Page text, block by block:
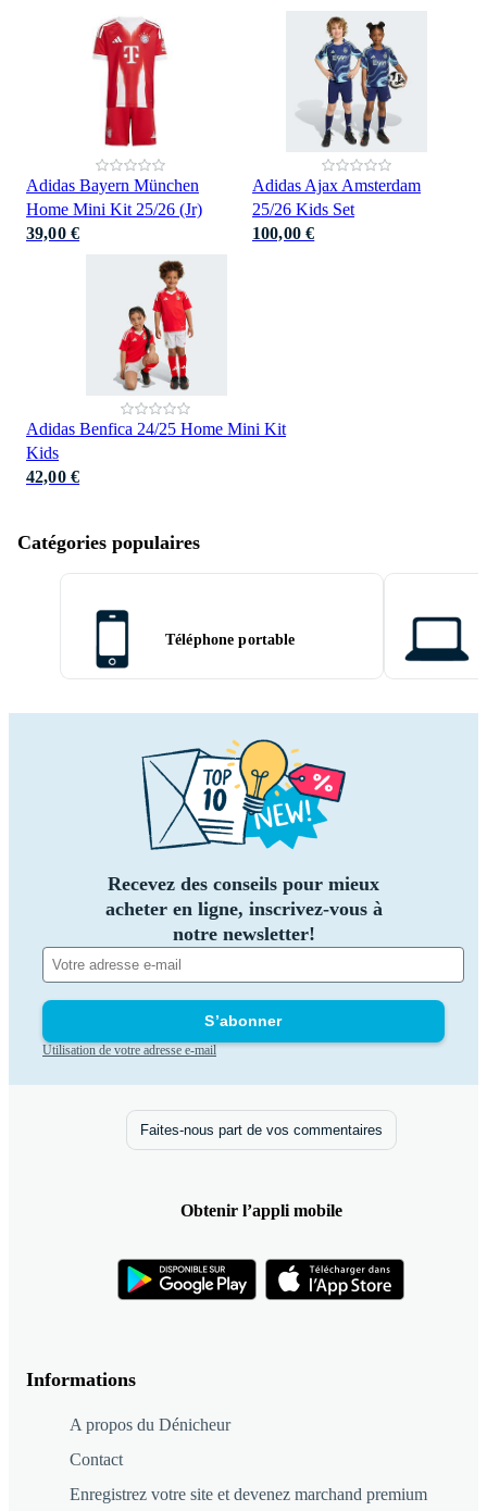
Adidas Bayern München
Home Mini Kit 25/26 (Jr)
39,00 €
Adidas Ajax Amsterdam
25/26 Kids Set
100,00 €
Adidas Benfica 24/25 Home Mini Kit
Kids
42,00 €
Catégories populaires
Téléphone portable
Recevez des conseils pour mieux
acheter en ligne, inscrivez-vous à
notre newsletter!
S’abonner
Utilisation de votre adresse e-mail
Informations
A propos du Dénicheur
Contact
Enregistrez votre site et devenez marchand premium
Faites-nous part de vos commentaires
Obtenir l’appli mobile